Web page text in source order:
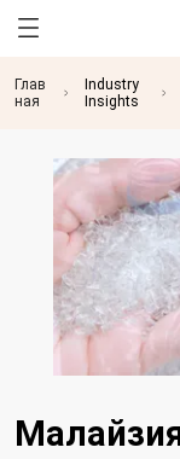
Глав
ная
Industry
Insights